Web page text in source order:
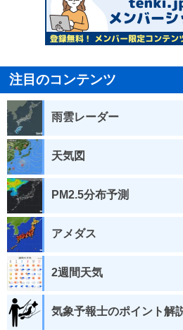
注目のコンテンツ
雨雲レーダー
天気図
PM2.5分布予測
アメダス
2週間天気
気象予報士のポイント解